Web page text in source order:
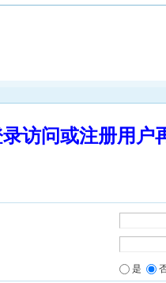
录访问或注册用
是